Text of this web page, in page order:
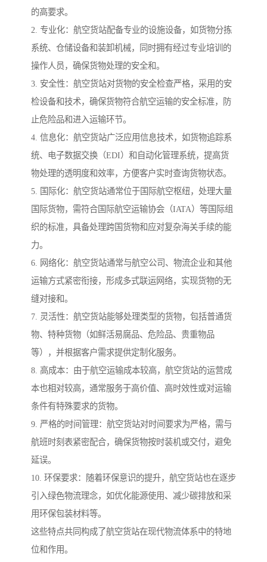
的高要求。
2. 专业化：航空货站配备专业的设施设备，如货物分拣
系统、仓储设备和装卸机械，同时拥有经过专业培训的
操作人员，确保货物处理的安全和。
3. 安全性：航空货站对货物的安全检查严格，采用的安
检设备和技术，确保货物符合航空运输的安全标准，防
止危险品和进入运输环节。
4. 信息化：航空货站广泛应用信息技术，如货物追踪系
统、电子数据交换（EDI）和自动化管理系统，提高货
物处理的透明度和效率，方便客户实时查询货物状态。
5. 国际化：航空货站通常位于国际航空枢纽，处理大量
国际货物，需符合国际航空运输协会（IATA）等国际组
织的标准，具备处理跨国货物和应对复杂海关手续的能
力。
6. 网络化：航空货站通常与航空公司、物流企业和其他
运输方式紧密衔接，形成多式联运网络，实现货物的无
缝对接和。
7. 灵活性：航空货站能够处理类型的货物，包括普通货
物、特种货物（如鲜活易腐品、危险品、贵重物品
等），并根据客户需求提供定制化服务。
8. 高成本：由于航空运输成本较高，航空货站的运营成
本也相对较高，通常服务于高价值、高时效性或对运输
条件有特殊要求的货物。
9. 严格的时间管理：航空货站对时间要求为严格，需与
航班时刻表紧密配合，确保货物按时装机或交付，避免
延误。
10. 环保要求：随着环保意识的提升，航空货站也在逐步
引入绿色物流理念，如优化能源使用、减少碳排放和采
用环保包装材料等。
这些特点共同构成了航空货站在现代物流体系中的特地
位和作用。